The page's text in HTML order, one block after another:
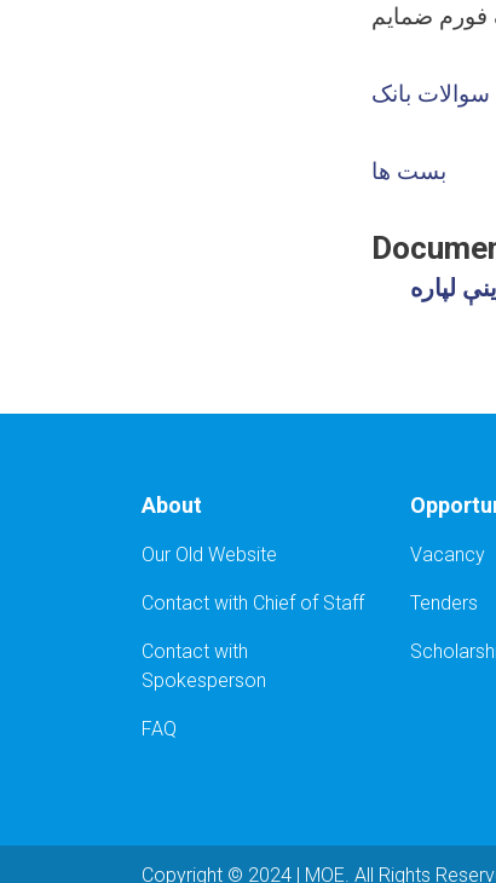
فورم ضمایم
سوالات بانک
بست ها
لپاره
About
Our Old Website
Contact with Chief of Staff
Contact with
Spokesperson
FAQ
Vacancy
Tenders
Copyright © 2024 | MOE. All Rights